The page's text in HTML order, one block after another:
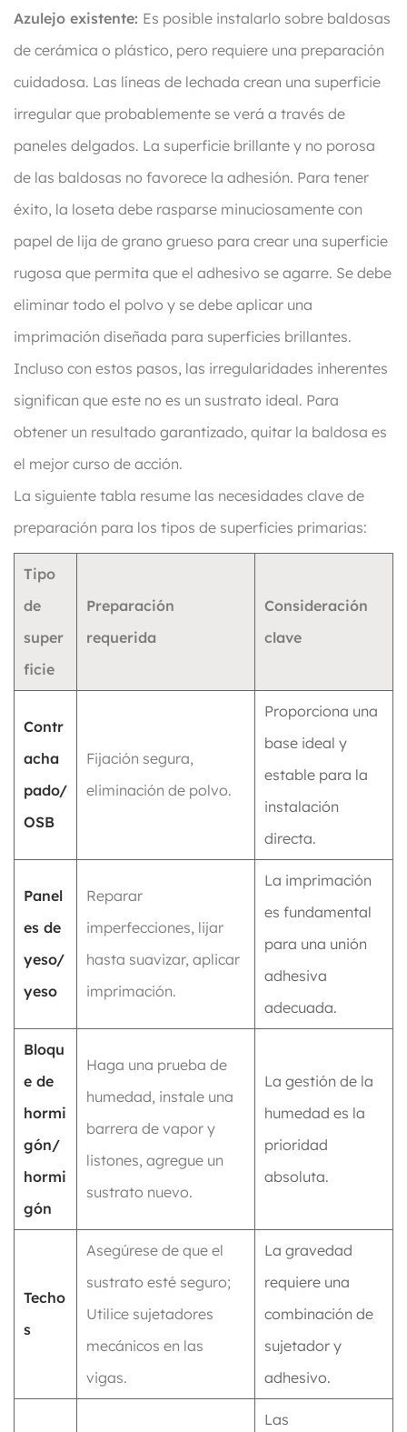
Azulejo existente: Es posible instalarlo sobre baldosas
de cerámica o plástico, pero requiere una preparación
cuidadosa. Las líneas de lechada crean una superficie
irregular que probablemente se verá a través de
paneles delgados. La superficie brillante y no porosa
de las baldosas no favorece la adhesión. Para tener
éxito, la loseta debe rasparse minuciosamente con
papel de lija de grano grueso para crear una superficie
rugosa que permita que el adhesivo se agarre. Se debe
eliminar todo el polvo y se debe aplicar una
imprimación diseñada para superficies brillantes.
Incluso con estos pasos, las irregularidades inherentes
significan que este no es un sustrato ideal. Para
obtener un resultado garantizado, quitar la baldosa es
el mejor curso de acción.
La siguiente tabla resume las necesidades clave de
preparación para los tipos de superficies primarias:
Tipo
de
super
ficie
Preparación
requerida
Consideración
clave
Contr
acha
pado/
OSB
Fijación segura,
eliminación de polvo.
Proporciona una
base ideal y
estable para la
instalación
directa.
Panel
es de
yeso/
yeso
Reparar
imperfecciones, lijar
hasta suavizar, aplicar
imprimación.
La imprimación
es fundamental
para una unión
adhesiva
adecuada.
Bloqu
e de
hormi
gón/
hormi
gón
Haga una prueba de
humedad, instale una
barrera de vapor y
listones, agregue un
sustrato nuevo.
La gestión de la
humedad es la
prioridad
absoluta.
Techo
s
Asegúrese de que el
sustrato esté seguro;
Utilice sujetadores
mecánicos en las
vigas.
La gravedad
requiere una
combinación de
sujetador y
adhesivo.
Las